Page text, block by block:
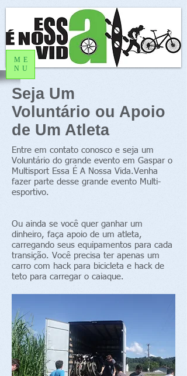
ME
NU
Seja Um
Voluntário ou Apoio
de Um Atleta
Entre em contato conosco e seja um
Voluntário do grande evento em Gaspar o
Multisport Essa É A Nossa Vida.Venha
fazer parte desse grande evento Multi-
esportivo.
Ou ainda se você quer ganhar um
dinheiro, faça apoio de um atleta,
carregando seus equipamentos para cada
transição. Você precisa ter apenas um
carro com hack para bicicleta e hack de
teto para carregar o caiaque.